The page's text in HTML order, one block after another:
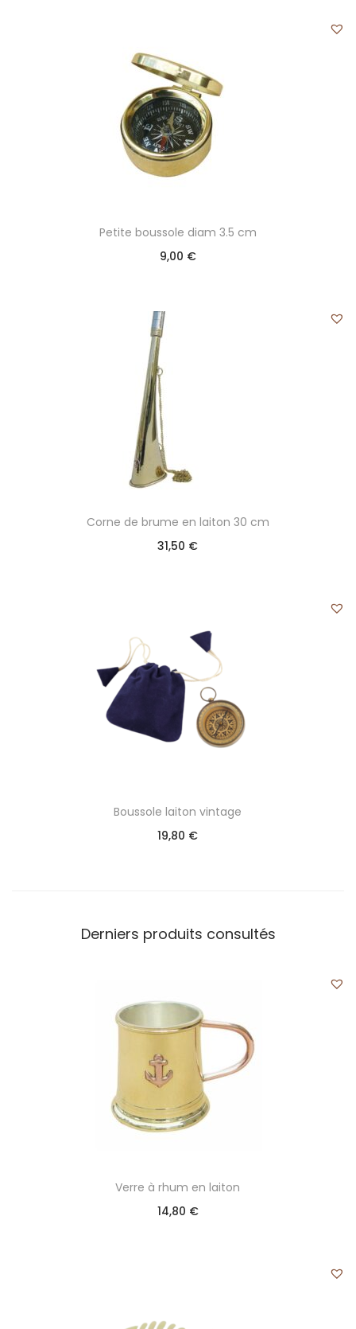
Petite boussole diam 3.5 cm
9,00 €
Corne de brume en laiton 30 cm
31,50 €
Boussole laiton vintage
19,80 €
Derniers produits consultés
Verre à rhum en laiton
14,80 €